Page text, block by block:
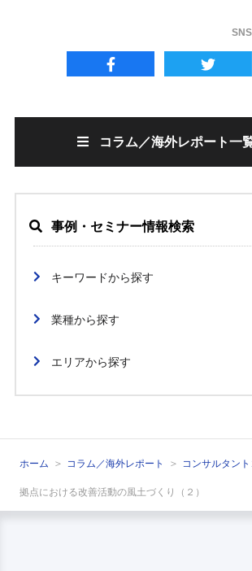
コラム／海外レポート一
事例・セミナー情報検索
キーワードから探す
業種から探す
エリアから探す
ホーム コラム／海外レポート コンサルタン
拠点における改善活動の風土づくり（２）